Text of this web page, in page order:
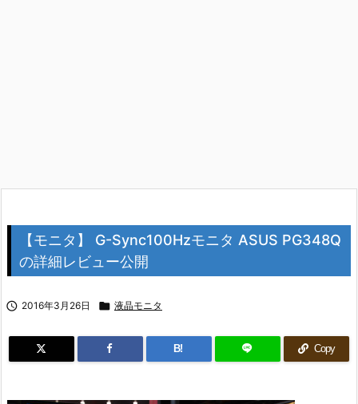
【モニタ】 G-Sync100Hzモニタ ASUS PG348Q
の詳細レビュー公開
 2016年3月26日  液晶モニタ
B! Copy